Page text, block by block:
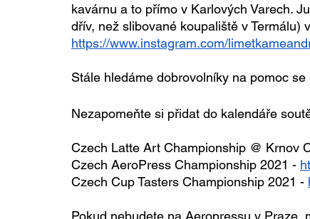
kavárnu a to přímo v Karlových Varech.
dřív, než slibované koupaliště v Termálu)
https://www.instagram.com/
Stále hledáme dobrovolníky na pomoc se
Nezapomeňte si přidat do kalendáře
Czech Latte Art Championship @ Krnov
Czech AeroPress Championship 2021 -
Czech Cup Tasters Championship 2021 -
Pokud nebudete na Aeropressu v Praze,